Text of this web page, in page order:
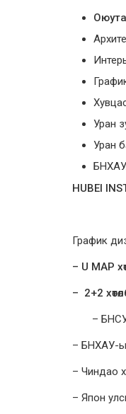
Уран
Уран
HUBEI
График
– U MAP
– 2+2
– БНСУ-
– БНХАУ-
– Чиндао
– Япон